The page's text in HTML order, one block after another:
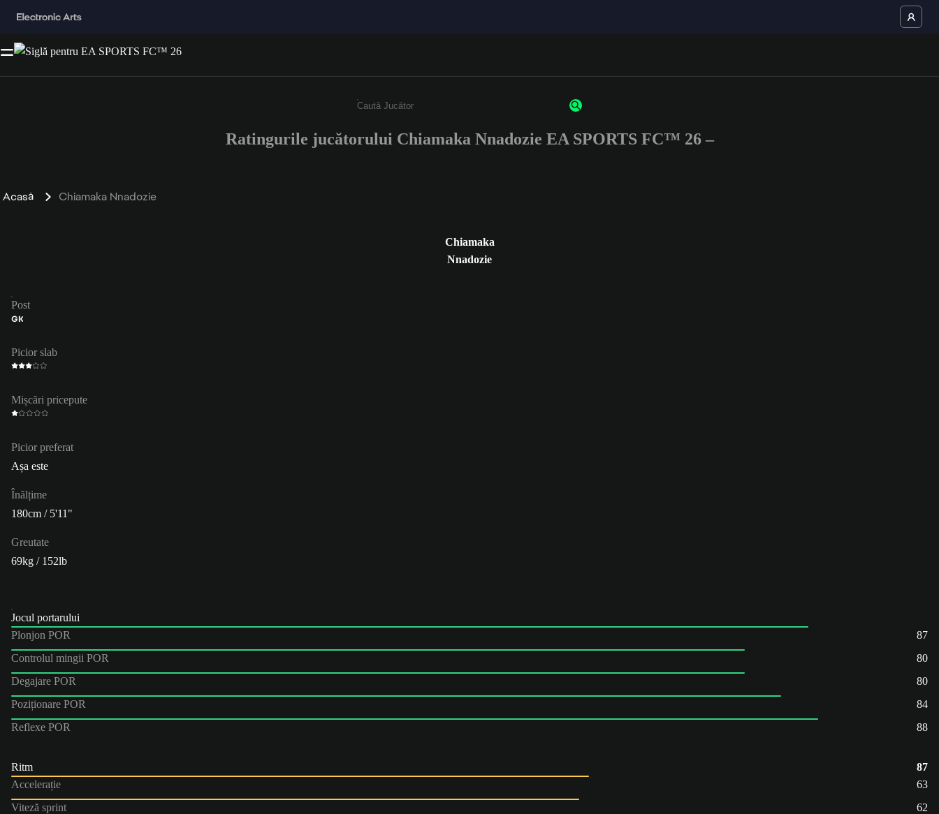
Enter a minimum of 3 characters or numbers
Ratingurile jucătorului Chiamaka Nnadozie EA SPORTS FC™ 26 –
Acasă Chiamaka Nnadozie
Chiamaka
Nnadozie
Post
GK
Picior slab
Mișcări pricepute
Picior preferat
Așa este
Înălțime
180cm / 5'11"
Greutate
69kg / 152lb
Jocul portarului
Plonjon POR
87
Controlul mingii POR
80
Degajare POR
80
Poziționare POR
84
Reflexe POR
88
Ritm
87
Accelerație
63
Viteză sprint
62